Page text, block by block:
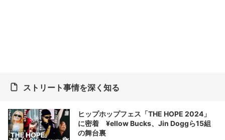
ストリート事情を深く知る
ヒップホップフェス「THE HOPE 2024」
に密着 ¥ellow Bucks、Jin Doggら15組
の舞台裏